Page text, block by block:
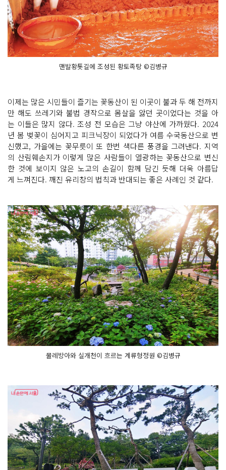
맨발황톳길에 조성된 황토족탕 ©김병규
이제는 많은 시민들이 즐기는 꽃동산이 된 이곳이 불과 두 해 전까지
만 해도 쓰레기와 불법 경작으로 몸살을 앓던 곳이었다는 것을 아
는 이들은 많지 않다. 조성 전 모습은 그냥 야산에 가까웠다. 2024
년 봄 벚꽃이 심어지고 피크닉장이 되었다가 여름 수국동산으로 변
신했고, 가을에는 꽃무릇이 또 한번 색다른 풍경을 그려낸다. 지역
의 산림훼손지가 이렇게 많은 사람들이 열광하는 꽃동산으로 변신
한 것에 보이지 않은 노고의 손길이 함께 담긴 듯해 더욱 아름답
게 느껴진다. 깨진 유리창의 법칙과 반대되는 좋은 사례인 것 같다.
물레방아와 실개천이 흐르는 계류형정원 ©김병규